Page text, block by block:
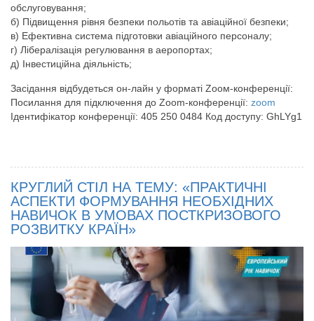
обслуговування;
б) Підвищення рівня безпеки польотів та авіаційної безпеки;
в) Ефективна система підготовки авіаційного персоналу;
г) Лібералізація регулювання в аеропортах;
д) Інвестиційна діяльність;
Засідання відбудеться он-лайн у форматі Zоом-конференції:
Посилання для підключення до Zoom-конференції: zoom
Ідентифікатор конференції: 405 250 0484 Код доступу: GhLYg1
КРУГЛИЙ СТІЛ НА ТЕМУ: «ПРАКТИЧНІ
АСПЕКТИ ФОРМУВАННЯ НЕОБХІДНИХ
НАВИЧОК В УМОВАХ ПОСТКРИЗОВОГО
РОЗВИТКУ КРАЇН»